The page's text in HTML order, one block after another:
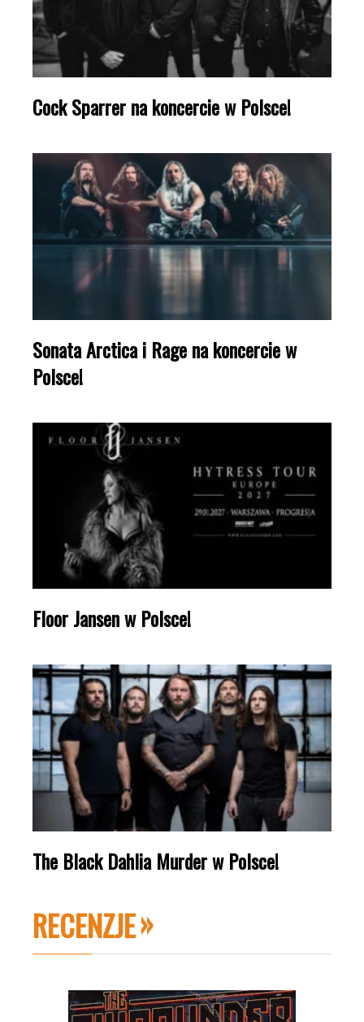
Cock Sparrer na koncercie w Polsce!
Sonata Arctica i Rage na koncercie w
Polsce!
Floor Jansen w Polsce!
The Black Dahlia Murder w Polsce!
RECENZJE